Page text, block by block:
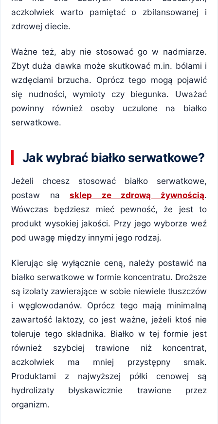
aczkolwiek warto pamiętać o zbilansowanej i
zdrowej diecie.
Ważne też, aby nie stosować go w nadmiarze.
Zbyt duża dawka może skutkować m.in. bólami i
wzdęciami brzucha. Oprócz tego mogą pojawić
się nudności, wymioty czy biegunka. Uważać
powinny również osoby uczulone na białko
serwatkowe.
Jak wybrać białko serwatkowe?
Jeżeli chcesz stosować białko serwatkowe,
postaw nasklep ze zdrową żywnością.
Wówczas będziesz mieć pewność, że jest to
produkt wysokiej jakości. Przy jego wyborze weź
pod uwagę między innymi jego rodzaj.
Kierując się wyłącznie ceną, należy postawić na
białko serwatkowe w formie koncentratu. Droższe
są izolaty zawierające w sobie niewiele tłuszczów
i węglowodanów. Oprócz tego mają minimalną
zawartość laktozy, co jest ważne, jeżeli ktoś nie
toleruje tego składnika. Białko w tej formie jest
również szybciej trawione niż koncentrat,
aczkolwiek ma mniej przystępny smak.
Produktami z najwyższej półki cenowej są
hydrolizaty błyskawicznie trawione przez
organizm.